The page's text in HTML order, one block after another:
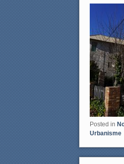
Posted in
Urbanisme